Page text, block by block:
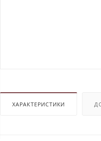
ХАРАКТЕРИСТИКИ